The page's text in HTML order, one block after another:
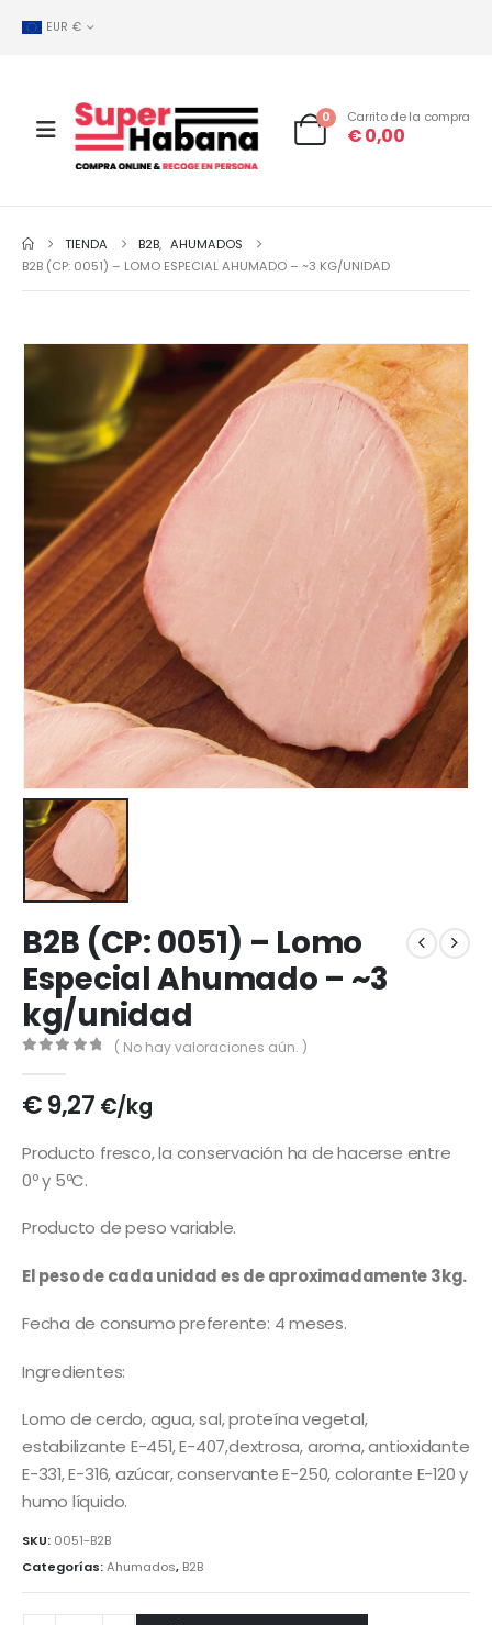
EUR €
0 Carrito de la compra
€0,00
TIENDA B2B, AHUMADOS
B2B (CP: 0051) – LOMO ESPECIAL AHUMADO – ~3 KG/UNIDAD
B2B (CP: 0051) – Lomo
Especial Ahumado – ~3
kg/unidad
( No hay valoraciones aún. )
€9,27 €/kg
Producto fresco, la conservación ha de hacerse entre
0º y 5ºC.
Producto de peso variable.
El peso de cada unidad es de aproximadamente 3kg.
Fecha de consumo preferente: 4 meses.
Ingredientes:
Lomo de cerdo, agua, sal, proteína vegetal,
estabilizante E-451, E-407,dextrosa, aroma, antioxidante
E-331, E-316, azúcar, conservante E-250, colorante E-120 y
humo líquido.
SKU: 0051-B2B
Categorías:Ahumados, B2B